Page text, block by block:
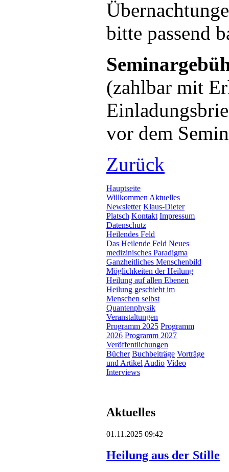
bitte passend
(zahlbar mit
vor dem
Zurück
Hauptseite
Willkommen Aktuelles
Newsletter Klaus-Dieter
Platsch Kontakt Impressum
Datenschutz
Heilendes Feld
Das Heilende Feld Neues
medizinisches Paradigma
Ganzheitliches Menschenbild
Möglichkeiten der Heilung
Heilung auf allen Ebenen
Heilung geschieht im
Menschen selbst
Quantenphysik
Veranstaltungen
Programm 2025 Programm
2026 Programm 2027
Veröffentlichungen
Bücher Buchbeiträge Vorträge
und Artikel Audio Video
Interviews
Aktuelles
01.11.2025 09:42
Heilung aus der Stille